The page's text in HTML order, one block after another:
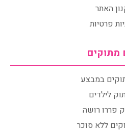
האתר
פרטיות
מתוקים
במבצע
לילדים
פררו רושה
ללא סוכר